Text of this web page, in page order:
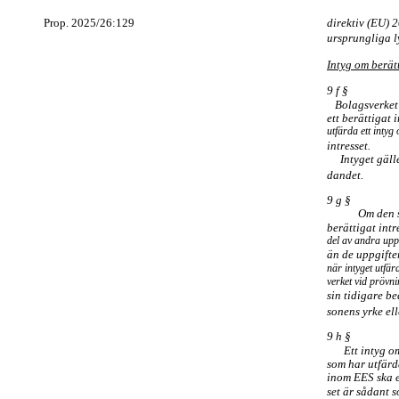
Prop. 2025/26:129
direktiv (EU)
ursprungliga
Intyg om
9 f §
ett berättigat
utfärda ett intyg
intresset.
Intyget
dandet.
9 g §
Om den
berättigat
del av andra
än de
när intyget
verket vid
sin tidigare
sonens yrke
9 h §
Ett intyg
som har
inom EES ska
set är sådant